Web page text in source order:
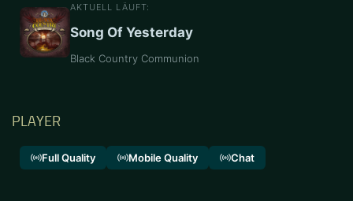
AKTUELL LÄUFT:
Song Of Yesterday
Black Country Communion
PLAYER
Full Quality Mobile Quality Chat